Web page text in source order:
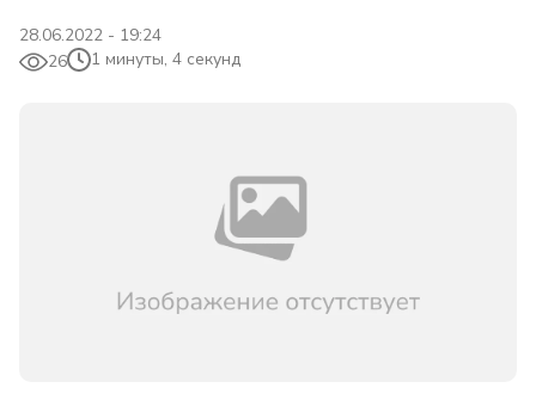
28.06.2022 - 19:24
26
1 минуты, 4 секунд